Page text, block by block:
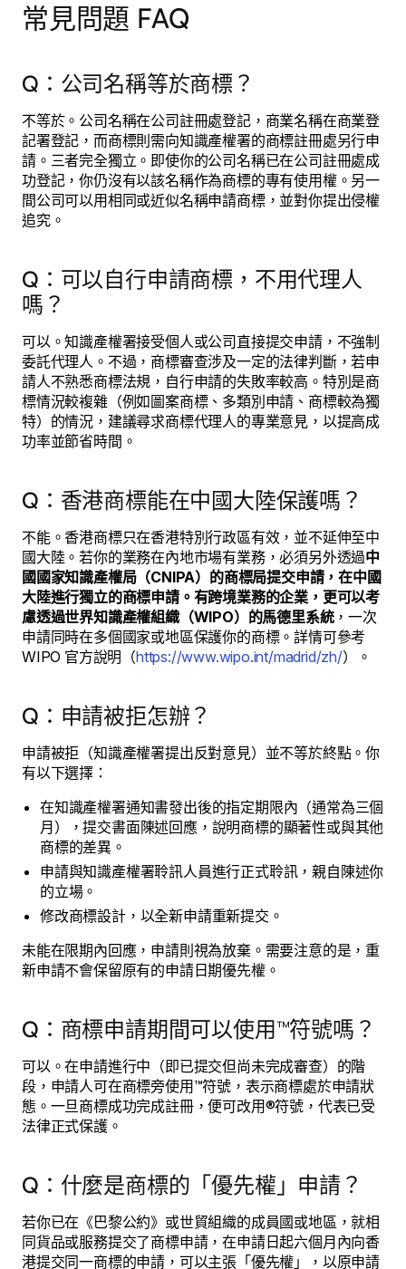
常見問題 FAQ
Q：公司名稱等於商標？
不等於。公司名稱在公司註冊處登記，商業名稱在商業登
記署登記，而商標則需向知識產權署的商標註冊處另行申
請。三者完全獨立。即使你的公司名稱已在公司註冊處成
功登記，你仍沒有以該名稱作為商標的專有使用權。另一
間公司可以用相同或近似名稱申請商標，並對你提出侵權
追究。
Q：可以自行申請商標，不用代理人
嗎？
可以。知識產權署接受個人或公司直接提交申請，不強制
委託代理人。不過，商標審查涉及一定的法律判斷，若申
請人不熟悉商標法規，自行申請的失敗率較高。特別是商
標情況較複雜（例如圖案商標、多類別申請、商標較為獨
特）的情況，建議尋求商標代理人的專業意見，以提高成
功率並節省時間。
Q：香港商標能在中國大陸保護嗎？
不能。香港商標只在香港特別行政區有效，並不延伸至中
國大陸。若你的業務在內地市場有業務，必須另外透過中
國國家知識產權局（CNIPA）的商標局提交申請，在中國
大陸進行獨立的商標申請。有跨境業務的企業，更可以考
慮透過世界知識產權組織（WIPO）的馬德里系統，一次
申請同時在多個國家或地區保護你的商標。詳情可參考
WIPO 官方說明（https://www.wipo.int/madrid/zh/）。
Q：申請被拒怎辦？
申請被拒（知識產權署提出反對意見）並不等於終點。你
有以下選擇：
在知識產權署通知書發出後的指定期限內（通常為三個
月），提交書面陳述回應，說明商標的顯著性或與其他
商標的差異。
申請與知識產權署聆訊人員進行正式聆訊，親自陳述你
的立場。
修改商標設計，以全新申請重新提交。
未能在限期內回應，申請則視為放棄。需要注意的是，重
新申請不會保留原有的申請日期優先權。
Q：商標申請期間可以使用™符號嗎？
可以。在申請進行中（即已提交但尚未完成審查）的階
段，申請人可在商標旁使用™符號，表示商標處於申請狀
態。一旦商標成功完成註冊，便可改用®符號，代表已受
法律正式保護。
Q：什麼是商標的「優先權」申請？
若你已在《巴黎公約》或世貿組織的成員國或地區，就相
同貨品或服務提交了商標申請，在申請日起六個月內向香
港提交同一商標的申請，可以主張「優先權」，以原申請